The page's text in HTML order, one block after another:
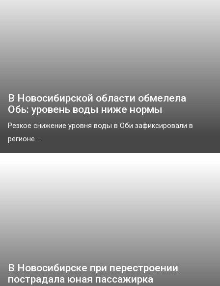
В Новосибирской области обмелела
Обь: уровень воды ниже нормы
Резкое снижение уровня воды в Оби зафиксировали в
регионе....
В Новосибирске при перестроении
пострадала юная пассажирка